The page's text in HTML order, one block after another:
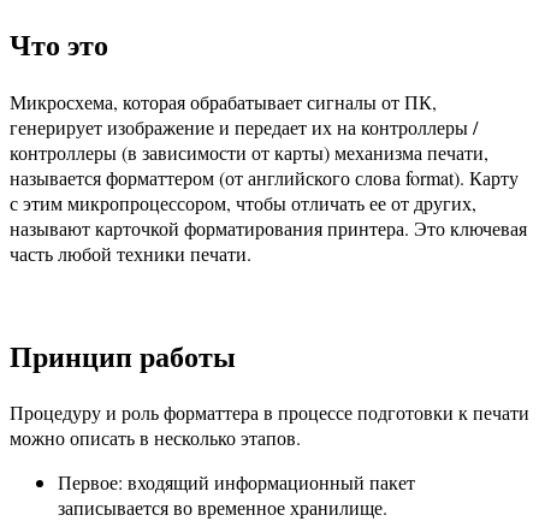
Что это
Микросхема, которая обрабатывает сигналы от ПК,
генерирует изображение и передает их на контроллеры /
контроллеры (в зависимости от карты) механизма печати,
называется форматтером (от английского слова format). Карту
с этим микропроцессором, чтобы отличать ее от других,
называют карточкой форматирования принтера. Это ключевая
часть любой техники печати.
Принцип работы
Процедуру и роль форматтера в процессе подготовки к печати
можно описать в несколько этапов.
Первое: входящий информационный пакет
записывается во временное хранилище.